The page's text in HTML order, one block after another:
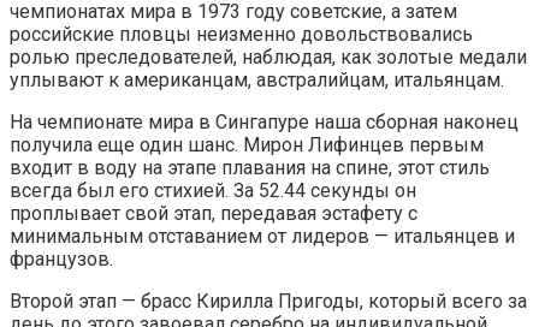
чемпионатах мира в 1973 году советские, а затем
российские пловцы неизменно довольствовались
ролью преследователей, наблюдая, как золотые медали
уплывают к американцам, австралийцам, итальянцам.
На чемпионате мира в Сингапуре наша сборная наконец
получила еще один шанс. Мирон Лифинцев первым
входит в воду на этапе плавания на спине, этот стиль
всегда был его стихией. За 52.44 секунды он
проплывает свой этап, передавая эстафету с
минимальным отставанием от лидеров — итальянцев и
французов.
Второй этап — брасс Кирилла Пригоды, который всего за